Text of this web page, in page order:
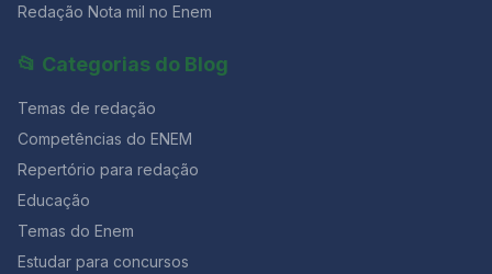
participação da mulher na sociedade é igual à sua,
desdobrável.” É curto e tem um sentido profundo.
Decore alguns versos dessas poesias para refletir e
usar na redação! Não custa nada e dá
(luteinizante) produzidos pelo ovário, induz a
décimo quarto dia a partir do início do ciclo menstrual.
ovócito secundário estacionado em Metáfase I da
meiose, a qual somente se completará se houver
fecundação. e)O aumento nas taxas de progesterona
e estrógeno durante o ciclo menstrual faz com que a
mucosa uterina sofra descamação, isto é, ocorrendo a
relação à endometriose, analise as assertivas abaixo: I.
Na ausência de tratamento precoce, a endometriose
Redação Nota mil no Enem
📂 Categorias do Blog
Temas de redação
Competências do ENEM
Repertório para redação
Educação
Temas do Enem
Estudar para concursos